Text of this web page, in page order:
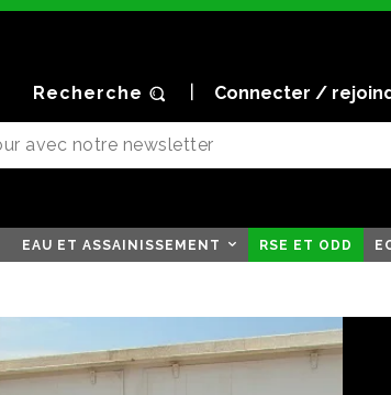
Recherche Connecter /
EAU ET ASSAINISSEMENT RSE ET ODD